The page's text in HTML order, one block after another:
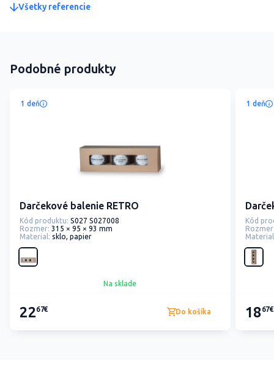
Všetky referencie
Podobné produkty
1 deň
Darčekové balenie RETRO
Kód produktu: S027 S027008
Rozmer: 315 × 95 × 93 mm
Material: sklo, papier
Na sklade
2267€ Do košíka
1 deň
Kód
1867€